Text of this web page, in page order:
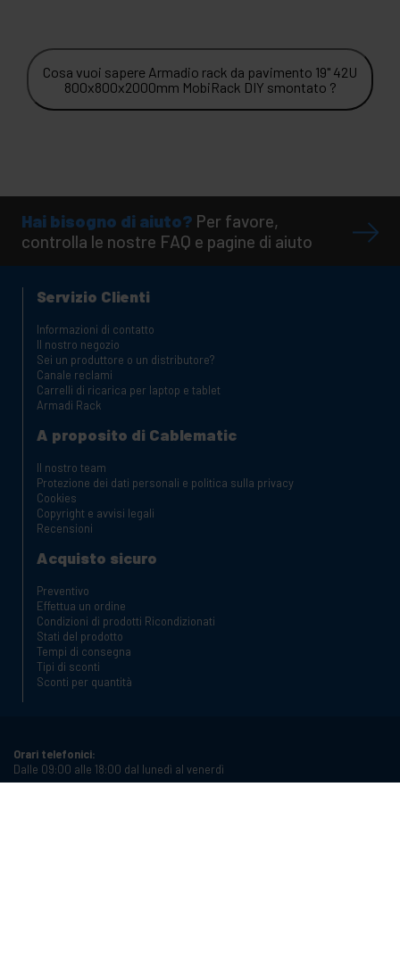
Cosa vuoi sapere Armadio rack da pavimento 19" 42U
800x800x2000mm MobiRack DIY smontato ?
Hai bisogno di aiuto? Per favore,
controlla le nostre FAQ e pagine di aiuto
Servizio Clienti
Informazioni di contatto
Il nostro negozio
Sei un produttore o un distributore?
Canale reclami
Carrelli di ricarica per laptop e tablet
Armadi Rack
A proposito di Cablematic
Il nostro team
Protezione dei dati personali e politica sulla privacy
Cookies
Copyright e avvisi legali
Recensioni
Acquisto sicuro
Preventivo
Effettua un ordine
Condizioni di prodotti Ricondizionati
Stati del prodotto
Tempi di consegna
Tipi di sconti
Sconti per quantità
Orari telefonici:
Dalle 09:00 alle 18:00 dal lunedì al venerdì